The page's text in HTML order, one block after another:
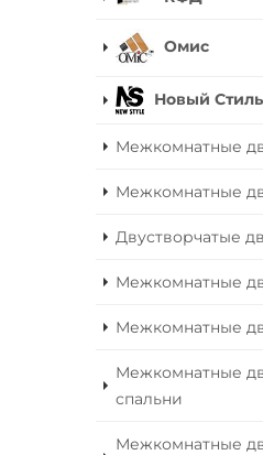
Омис
Новый Стиль
Межкомнатные
Межкомнатные
Двустворчатые
Межкомнатные
Межкомнатные
Межкомнатные
спальни
Межкомнатные